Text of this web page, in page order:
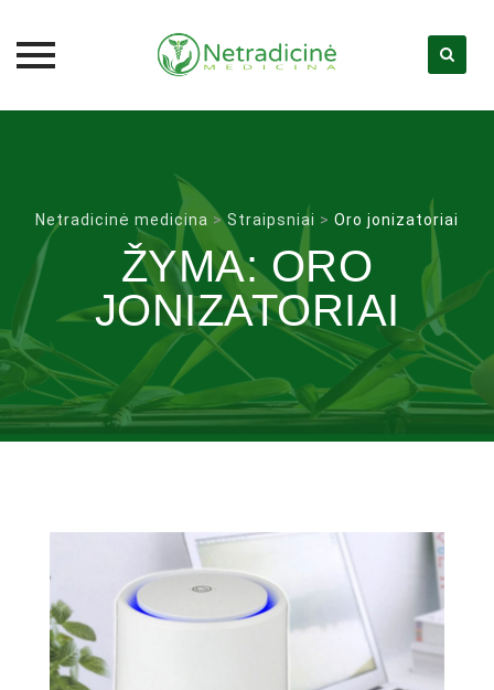
Netradicinė medicina >Straipsniai > Oro jonizatoriai
ŽYMA:ORO
JONIZATORIAI